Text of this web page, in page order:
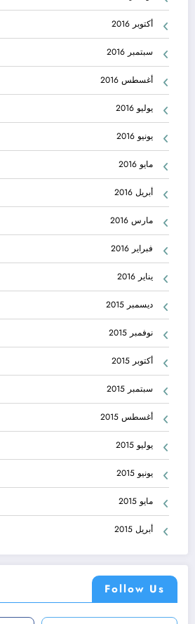
أكتوبر 2016
سبتمبر 2016
أغسطس 2016
يوليو 2016
يونيو 2016
مايو 2016
أبريل 2016
مارس 2016
فبراير 2016
يناير 2016
ديسمبر 2015
نوفمبر 2015
أكتوبر 2015
سبتمبر 2015
أغسطس 2015
يوليو 2015
يونيو 2015
مايو 2015
أبريل 2015
Follow Us